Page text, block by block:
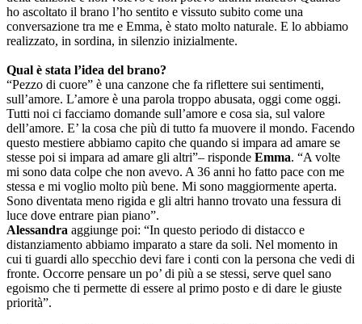
ho ascoltato il brano l’ho sentito e vissuto subito come una
conversazione tra me e Emma, è stato molto naturale. E lo abbiamo
realizzato, in sordina, in silenzio inizialmente.
Qual è stata l’idea del brano?
“Pezzo di cuore” è una canzone che fa riflettere sui sentimenti,
sull’amore. L’amore è una parola troppo abusata, oggi come oggi.
Tutti noi ci facciamo domande sull’amore e cosa sia, sul valore
dell’amore. E’ la cosa che più di tutto fa muovere il mondo. Facendo
questo mestiere abbiamo capito che quando si impara ad amare se
stesse poi si impara ad amare gli altri”– risponde Emma. “A volte
mi sono data colpe che non avevo. A 36 anni ho fatto pace con me
stessa e mi voglio molto più bene. Mi sono maggiormente aperta.
Sono diventata meno rigida e gli altri hanno trovato una fessura di
luce dove entrare pian piano”.
Alessandra aggiunge poi: “In questo periodo di distacco e
distanziamento abbiamo imparato a stare da soli. Nel momento in
cui ti guardi allo specchio devi fare i conti con la persona che vedi di
fronte. Occorre pensare un po’ di più a se stessi, serve quel sano
egoismo che ti permette di essere al primo posto e di dare le giuste
priorità”.